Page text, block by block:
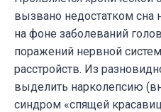
вызвано недостатком
на фоне заболеваний
поражений нервной
расстройств. Из
выделить нарколепсию
синдром «спящей